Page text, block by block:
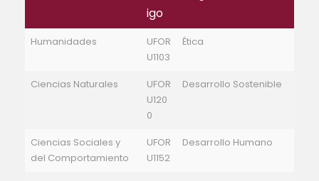
igo
Humanidades
UFOR
U1103
Ética
Ciencias Naturales
UFOR
U120
0
Desarrollo Sostenible
Ciencias Sociales y
del Comportamiento
UFOR
U1152
Desarrollo Humano